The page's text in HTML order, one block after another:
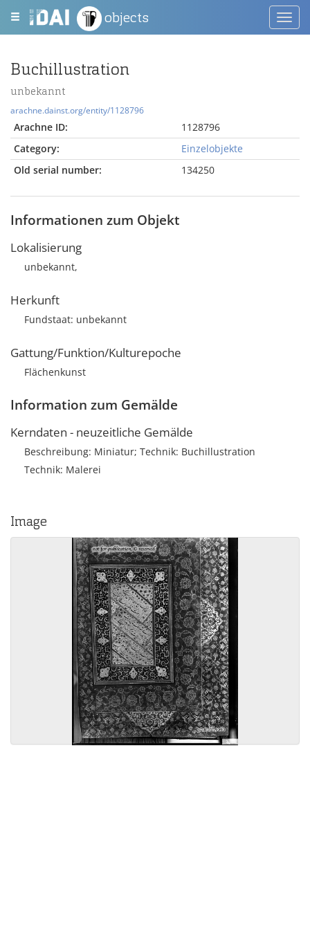
objects
Buchillustration
unbekannt
arachne.dainst.org/entity/1128796
Arachne ID:
1128796
Category:
Einzelobjekte
Old serial number:
134250
Informationen zum Objekt
Lokalisierung
unbekannt,
Herkunft
Fundstaat: unbekannt
Gattung/Funktion/Kulturepoche
Flächenkunst
Information zum Gemälde
Kerndaten - neuzeitliche Gemälde
Beschreibung: Miniatur; Technik: Buchillustration
Technik: Malerei
Image